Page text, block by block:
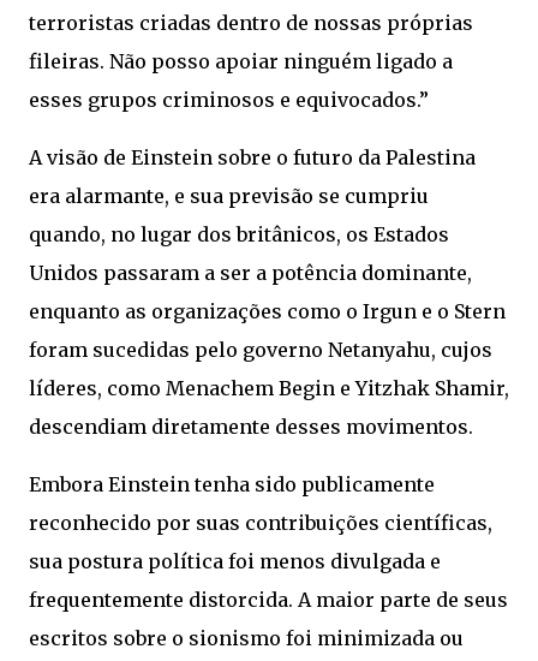
terroristas criadas dentro de nossas próprias
fileiras. Não posso apoiar ninguém ligado a
esses grupos criminosos e equivocados.”
A visão de Einstein sobre o futuro da Palestina
era alarmante, e sua previsão se cumpriu
quando, no lugar dos britânicos, os Estados
Unidos passaram a ser a potência dominante,
enquanto as organizações como o Irgun e o Stern
foram sucedidas pelo governo Netanyahu, cujos
líderes, como Menachem Begin e Yitzhak Shamir,
descendiam diretamente desses movimentos.
Embora Einstein tenha sido publicamente
reconhecido por suas contribuições científicas,
sua postura política foi menos divulgada e
frequentemente distorcida. A maior parte de seus
escritos sobre o sionismo foi minimizada ou